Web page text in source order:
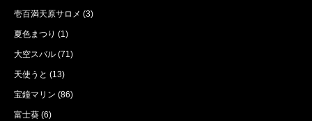
壱百満天原サロメ (3)
夏色まつり (1)
大空スバル (71)
天使うと (13)
宝鐘マリン (86)
富士葵 (6)